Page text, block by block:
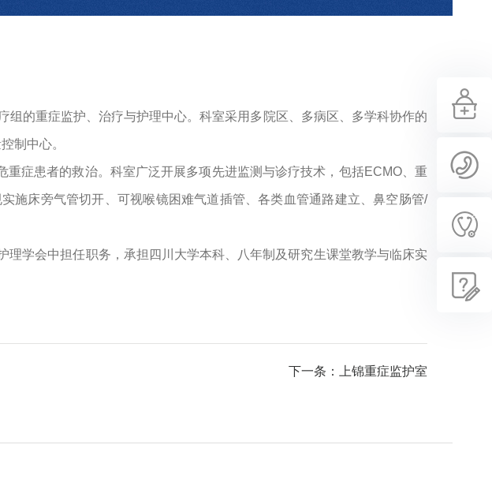
的重症监护、治疗与护理中心。科室采用多院区、多病区、多学科协作的
制中心。
症患者的救治。科室广泛开展多项先进监测与诊疗技术，包括ECMO、重
施床旁气管切开、可视喉镜困难气道插管、各类血管通路建立、鼻空肠管/
学会中担任职务，承担四川大学本科、八年制及研究生课堂教学与临床实
下一条：上锦重症监护室